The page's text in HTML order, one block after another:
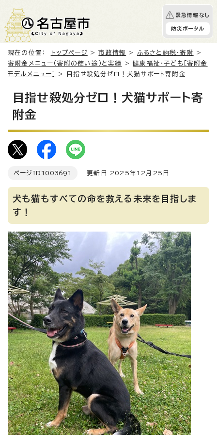
緊急情報なし
防災ポータル
現在の位置： トップページ >市政情報 > ふるさと納税・寄附
>
寄附金メニュー（寄附の使い途）と実績
>健康福祉・子ども［寄附金
モデルメニュー］
> 目指せ殺処分ゼロ！犬猫サポート寄附金
目指せ殺処分ゼロ！犬猫サポート寄
附金
ページID 1003691 更新日 2025年12月25日
犬も猫もすべての命を救える未来を目指しま
す！